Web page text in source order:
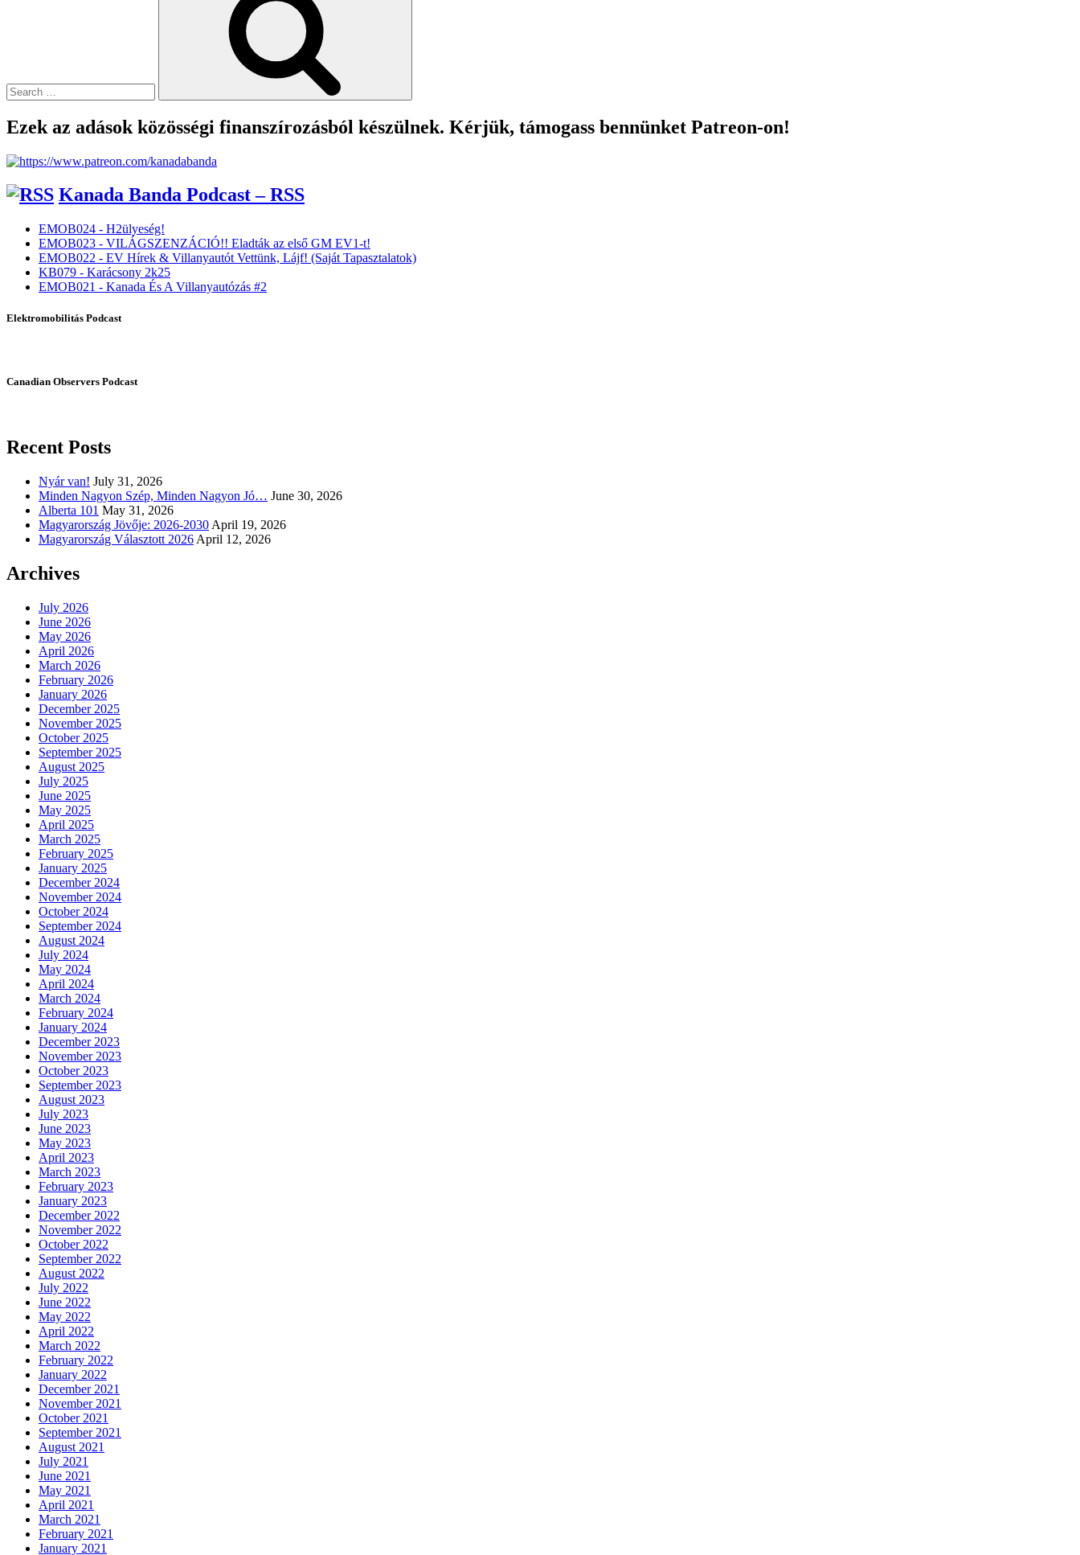
Ezek az adások közösségi finanszírozásból készülnek. Kérjük, támogass bennünket Patreon-on!
Kanada Banda Podcast – RSS
EMOB024 - H2ülyeség!
EMOB023 - VILÁGSZENZÁCIÓ!! Eladták az első GM EV1-t!
EMOB022 - EV Hírek & Villanyautót Vettünk, Lájf! (Saját Tapasztalatok)
KB079 - Karácsony 2k25
EMOB021 - Kanada És A Villanyautózás #2
Elektromobilitás Podcast
Canadian Observers Podcast
Recent Posts
Nyár van! July 31, 2026
Minden Nagyon Szép, Minden Nagyon Jó… June 30, 2026
Alberta 101 May 31, 2026
Magyarország Jövője: 2026-2030 April 19, 2026
Magyarország Választott 2026 April 12, 2026
Archives
July 2026
June 2026
May 2026
April 2026
March 2026
February 2026
January 2026
December 2025
November 2025
October 2025
September 2025
August 2025
July 2025
June 2025
May 2025
April 2025
March 2025
February 2025
January 2025
December 2024
November 2024
October 2024
September 2024
August 2024
July 2024
May 2024
April 2024
March 2024
February 2024
January 2024
December 2023
November 2023
October 2023
September 2023
August 2023
July 2023
June 2023
May 2023
April 2023
March 2023
February 2023
January 2023
December 2022
November 2022
October 2022
September 2022
August 2022
July 2022
June 2022
May 2022
April 2022
March 2022
February 2022
January 2022
December 2021
November 2021
October 2021
September 2021
August 2021
July 2021
June 2021
May 2021
April 2021
March 2021
February 2021
January 2021